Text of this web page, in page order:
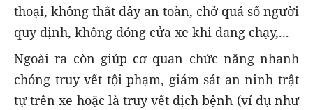
thoại, không thắt dây an toàn, chở quá số người
quy định, không đóng cửa xe khi đang chạy,...
Ngoài ra còn giúp cơ quan chức năng nhanh
chóng truy vết tội phạm, giám sát an ninh trật
tự trên xe hoặc là truy vết dịch bệnh (ví dụ như